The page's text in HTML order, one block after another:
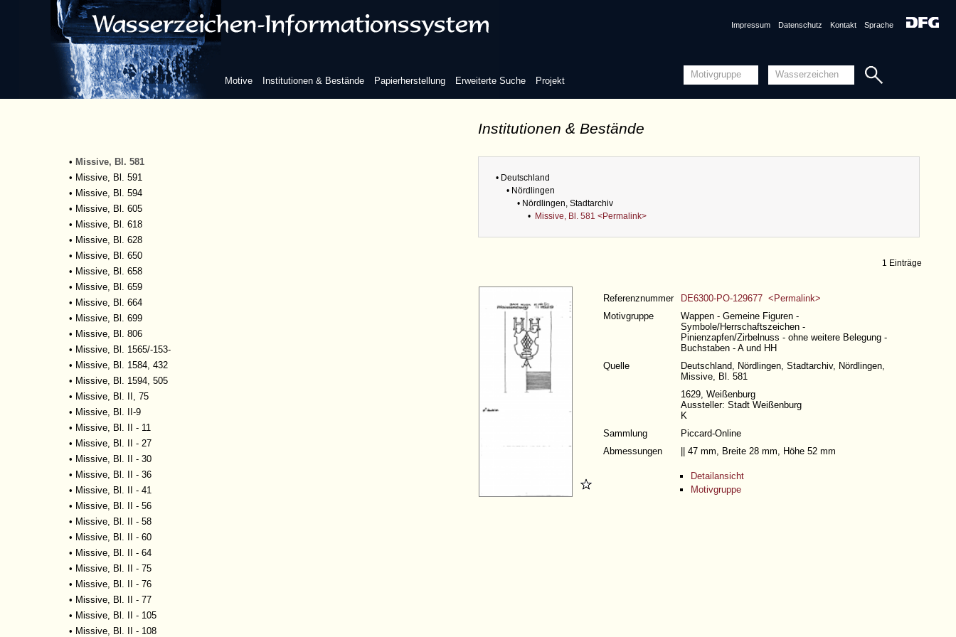
Motive Institutionen & Bestände Papierherstellung Erweiterte Suche Projekt
Impressum Datenschutz Kontakt Sprache
Institutionen & Bestände
•Missive, Bl. 550
•Missive, Bl. 551
•Missive, Bl. 552
•Missive, Bl. 554/555
•Missive, Bl. 558
•Missive, Bl. 566
•Missive, Bl. 569
• Missive, Bl. 581
• Missive, Bl. 591
• Missive, Bl. 594
• Missive, Bl. 605
• Missive, Bl. 618
• Missive, Bl. 628
• Missive, Bl. 650
• Missive, Bl. 658
• Missive, Bl. 659
• Missive, Bl. 664
• Missive, Bl. 699
• Missive, Bl. 806
• Missive, Bl. 1565/-153-
• Missive, Bl. 1584, 432
• Missive, Bl. 1594, 505
• Missive, Bl. II, 75
• Missive, Bl. II-9
• Missive, Bl. II - 11
• Missive, Bl. II - 27
• Missive, Bl. II - 30
• Missive, Bl. II - 36
• Missive, Bl. II - 41
• Missive, Bl. II - 56
• Missive, Bl. II - 58
• Missive, Bl. II - 60
• Missive, Bl. II - 64
• Missive, Bl. II - 75
• Missive, Bl. II - 76
• Missive, Bl. II - 77
• Missive, Bl. II - 105
• Missive, Bl. II - 108
• Deutschland
• Nördlingen
• Nördlingen, Stadtarchiv
• Missive, Bl. 581 <Permalink>
1 Einträge
Referenznummer
DE6300-PO-129677 <Permalink>
Motivgruppe
Wappen - Gemeine Figuren -
Symbole/Herrschaftszeichen -
Pinienzapfen/Zirbelnuss - ohne weitere Belegung -
Buchstaben - A und HH
Quelle
Deutschland, Nördlingen, Stadtarchiv, Nördlingen,
Missive, Bl. 581
1629, Weißenburg
Aussteller: Stadt Weißenburg
K
Sammlung
Piccard-Online
Abmessungen
|| 47 mm, Breite 28 mm, Höhe 52 mm
Detailansicht
Motivgruppe